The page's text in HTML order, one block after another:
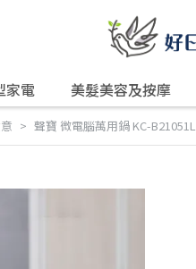
家電 美髮美容及按摩
聲寶 微電腦萬用鍋 KC-B21051L